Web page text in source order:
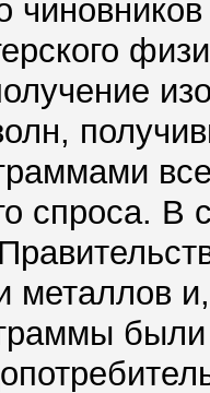
спроса. В
металлов